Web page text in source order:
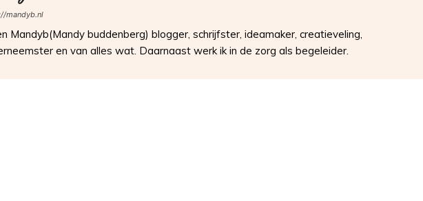
mandyb.nl
Mandyb(Mandy buddenberg) blogger, schrijfster, ideamaker, creatieveling,
en van alles wat. Daarnaast werk ik in de zorg als begeleider.